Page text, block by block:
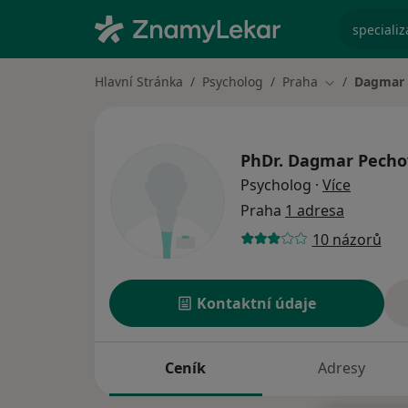
Hlavní Stránka Psycholog Praha Změna města
Dagmar
PhDr. Dagmar
Psycholog · Více
Praha 1 adresa
10 názorů
Kontaktní údaje
Ceník Adresy